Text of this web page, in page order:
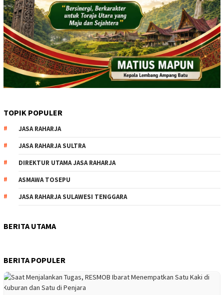
TOPIK POPULER
JASA RAHARJA
JASA RAHARJA SULTRA
DIREKTUR UTAMA JASA RAHARJA
ASMAWA TOSEPU
JASA RAHARJA SULAWESI TENGGARA
BERITA UTAMA
BERITA POPULER